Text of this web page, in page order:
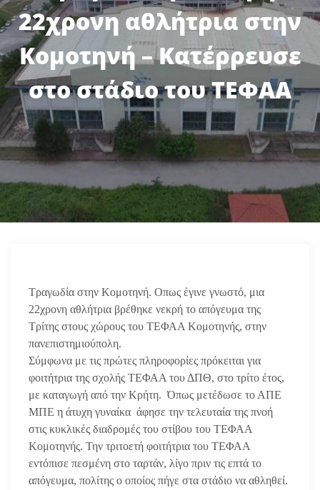
22χρονη αθλήτρια στην
Κομοτηνή – Κατέρρευσε
στο στάδιο του ΤΕΦΑΑ
Τραγωδία στην Κομοτηνή. Οπως έγινε γνωστό, μια
22χρονη αθλήτρια βρέθηκε νεκρή το απόγευμα της
Τρίτης στους χώρους του ΤΕΦΑΑ Κομοτηνής, στην
πανεπιστημιούπολη.
Σύμφωνα με τις πρώτες πληροφορίες πρόκειται για
φοιτήτρια της σχολής ΤΕΦΑΑ του ΔΠΘ, στο τρίτο έτος,
με καταγωγή από την Κρήτη. Όπως μετέδωσε το ΑΠΕ
ΜΠΕ η άτυχη γυναίκα άφησε την τελευταία της πνοή
στις κυκλικές διαδρομές του στίβου του ΤΕΦΑΑ
Κομοτηνής. Την τριτοετή φοιτήτρια του ΤΕΦΑΑ
εντόπισε πεσμένη στο ταρτάν, λίγο πριν τις επτά το
απόγευμα, πολίτης ο οποίος πήγε στα στάδιο να αθληθεί.